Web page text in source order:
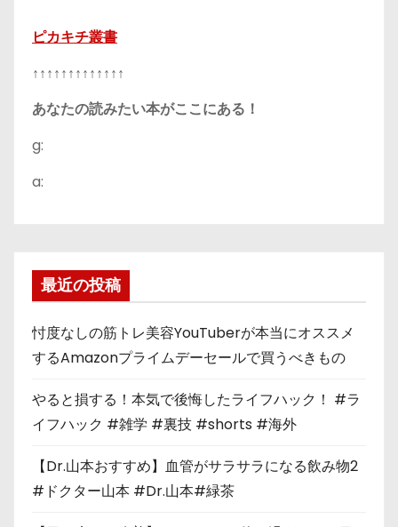
ピカキチ叢書
↑↑↑↑↑↑↑↑↑↑↑↑↑
あなたの読みたい本がここにある！
g:
a:
最近の投稿
忖度なしの筋トレ美容YouTuberが本当にオススメ
するAmazonプライムデーセールで買うべきもの
やると損する！本気で後悔したライフハック！ #ラ
イフハック #雑学 #裏技 #shorts #海外
【Dr.山本おすすめ】血管がサラサラになる飲み物2
#ドクター山本 #Dr.山本#緑茶